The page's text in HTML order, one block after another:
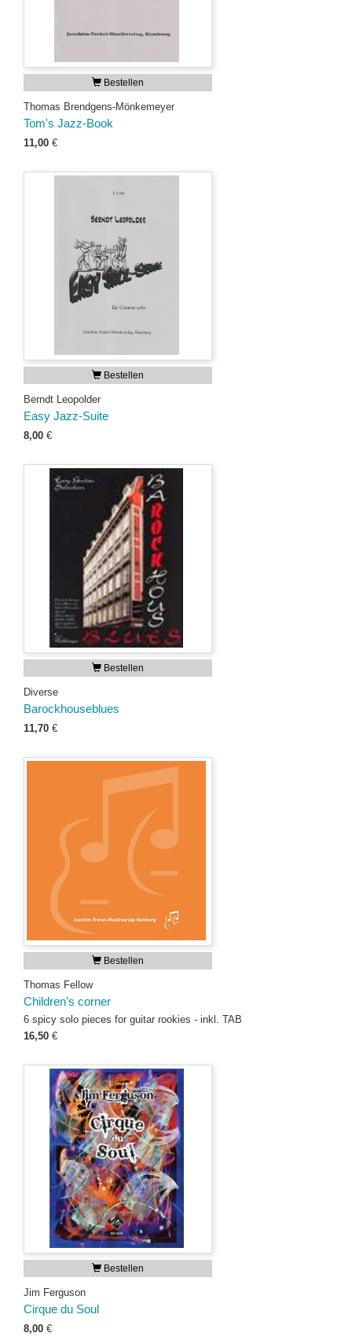
Bestellen
Thomas Brendgens-Mönkemeyer
Tom's Jazz-Book
11,00 €
Bestellen
Berndt Leopolder
Easy Jazz-Suite
8,00 €
Bestellen
Diverse
Barockhouseblues
11,70 €
Bestellen
Thomas Fellow
Children's corner
6 spicy solo pieces for guitar rookies - inkl. TAB
16,50 €
Bestellen
Jim Ferguson
Cirque du Soul
8,00 €